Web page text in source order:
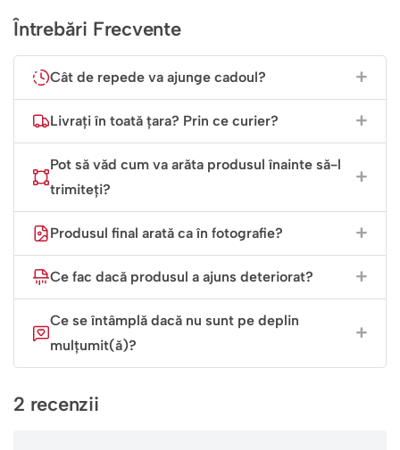
Încearcă caserola personalizată pentru băieți și
transformă prânzul micuțului tău într-o experiență
Magică! ✨
Caserola pentru fetițe eaici, cu personajul preferat de
deseneaici, iar mai jos ai și seturi pregătite pentru grădi
sau școală
Întrebări Frecvente
Cât de repede va ajunge cadoul?
Livrați în toată țara? Prin ce curier?
Pot să văd cum va arăta produsul înainte să-l
trimiteți?
Produsul final arată ca în fotografie?
Ce fac dacă produsul a ajuns deteriorat?
Ce se întâmplă dacă nu sunt pe deplin
mulțumit(ă)?
2 recenzii